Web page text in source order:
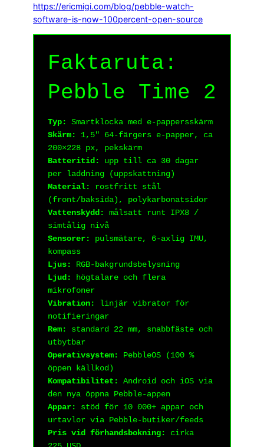
https://ericmigi.com/blog/pebble-watch-
software-is-now-100percent-open-source
Faktaruta:
Pebble Time 2
Typ:
Smartklocka med e-pappersskärm
Skärm:
1,5" 64-färgers e-papper, ca
200×228 px, pekskärm
Batteritid:
upp till ca 30 dagar
per laddning (uppskattning)
Material:
rostfritt stål
(front/baksida), polykarbonatsidor
Vattenskydd:
målsatt runt IPX8 /
simtålig nivå
Sensorer:
pulsmätare, 6-axlig IMU,
kompass
Ljus:
RGB-bakgrundsbelysning
Ljud:
högtalare och flera
mikrofoner
Vibration:
linjär vibrator för
notifieringar
Rem:
standard 22 mm, snabbfäste och
utbytbar
Operativsystem:
PebbleOS (100 %
öppen källkod)
Kompatibilitet:
Android och iOS via
den nya öppna Pebble-appen
Appar:
stöd för 10 000+ appar och
urtavlor via Pebble-butiker/feeds
Pris vid förhandsbokning:
cirka